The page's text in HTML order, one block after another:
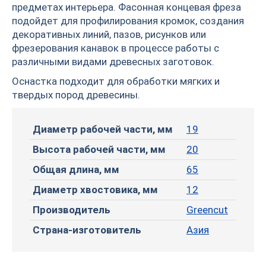
предметах интерьера. Фасонная концевая фреза
подойдет для профилирования кромок, создания
декоративных линий, пазов, рисунков или
фрезерования канавок в процессе работы с
различными видами древесных заготовок.
Оснастка подходит для обработки мягких и
твердых пород древесины.
Диаметр рабочей части, мм
19
Высота рабочей части, мм
20
Общая длина, мм
65
Диаметр хвостовика, мм
12
Производитель
Greencut
Страна-изготовитель
Азия